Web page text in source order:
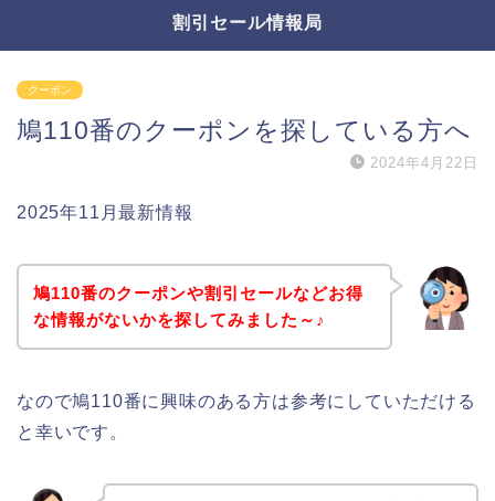
割引セール情報局
クーポン
鳩110番のクーポンを探している方へ
2024年4月22日
2025年11月最新情報
鳩110番のクーポンや割引セールなどお得
な情報がないかを探してみました～♪
なので鳩110番に興味のある方は参考にしていただける
と幸いです。